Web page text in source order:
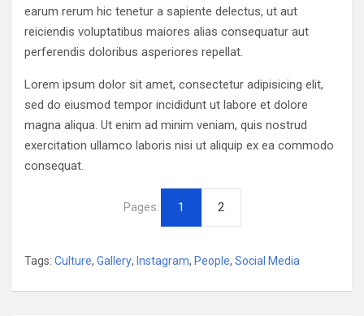
earum rerum hic tenetur a sapiente delectus, ut aut
reiciendis voluptatibus maiores alias consequatur aut
perferendis doloribus asperiores repellat.
Lorem ipsum dolor sit amet, consectetur adipisicing elit,
sed do eiusmod tempor incididunt ut labore et dolore
magna aliqua. Ut enim ad minim veniam, quis nostrud
exercitation ullamco laboris nisi ut aliquip ex ea commodo
consequat.
Pages: 1 2
Tags: Culture, Gallery, Instagram, People, Social Media